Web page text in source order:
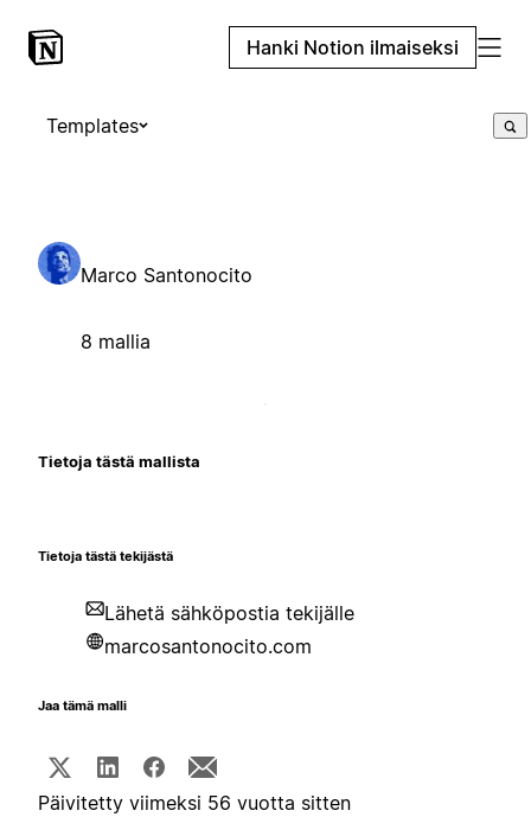
Hanki Notion ilmaiseksi
Templates
Marco Santonocito
8 mallia
Tietoja tästä mallista
Tietoja tästä tekijästä
Lähetä sähköpostia tekijälle
marcosantonocito.com
Jaa tämä malli
Päivitetty viimeksi 56 vuotta sitten